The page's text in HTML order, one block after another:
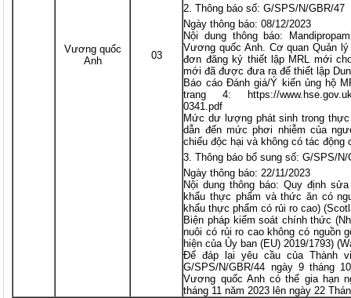
Vương quốc
Anh
03
Thông báo số: G/SPS/N/GBR/47
Ngày thông báo: 08/12/2023
Nội dung thông báo:
Vương quốc Anh. Cơ quan Quản
đơn đăng ký thiết lập MRL mới
mới đã được đưa ra để thiết lập
Báo cáo Đánh giá/Ý kiến ủng hộ
trang 4: https://www.hse.gov.uk/
0341.pdf
Mức dư lượng phát sinh trong
dẫn đến mức phơi nhiễm của
chiếu độc hại và không có tác
Thông báo bổ sung số: G/SPS/
Ngày thông báo: 22/11/2023
Nội dung thông báo: Quy định
khẩu thực phẩm và thức ăn có
khẩu thực phẩm có rủi ro cao)
Biện pháp kiểm soát chính thức
nuôi có rủi ro cao không có nguồn
hiện của Ủy ban (EU) 2019/1793)
Để đáp lại yêu cầu của Thành
G/SPS/N/GBR/44 ngày 9 tháng
Vương quốc Anh có thể gia hạn
tháng 11 năm 2023 lên ngày 22